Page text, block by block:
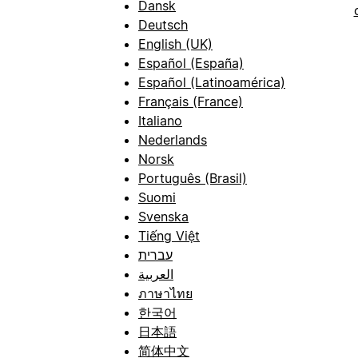
Dansk
Deutsch
English (UK)
Español (España)
Español (Latinoamérica)
Français (France)
Italiano
Nederlands
Norsk
Português (Brasil)
Suomi
Svenska
Tiếng Việt
עברית
العربية
ภาษาไทย
한국어
日本語
简体中文